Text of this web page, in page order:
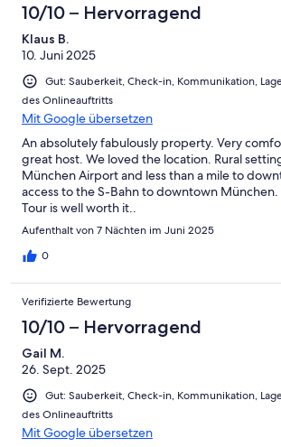
10/10 – Hervorragend
Klaus B.
10. Juni 2025
Gut: Sauberkeit, Check-in, Kommunikation,
des Onlineauftritts
Mit Google übersetzen
An absolutely fabulously property. Very
great host. We loved the location. Rural
München Airport and less than a mile to
access to the S-Bahn to downtown
Tour is well worth it..
Aufenthalt von 7 Nächten im Juni 2025
0
Verifizierte Bewertung
10/10 – Hervorragend
Gail M.
26. Sept. 2025
Gut: Sauberkeit, Check-in, Kommunikation,
des Onlineauftritts
Mit Google übersetzen